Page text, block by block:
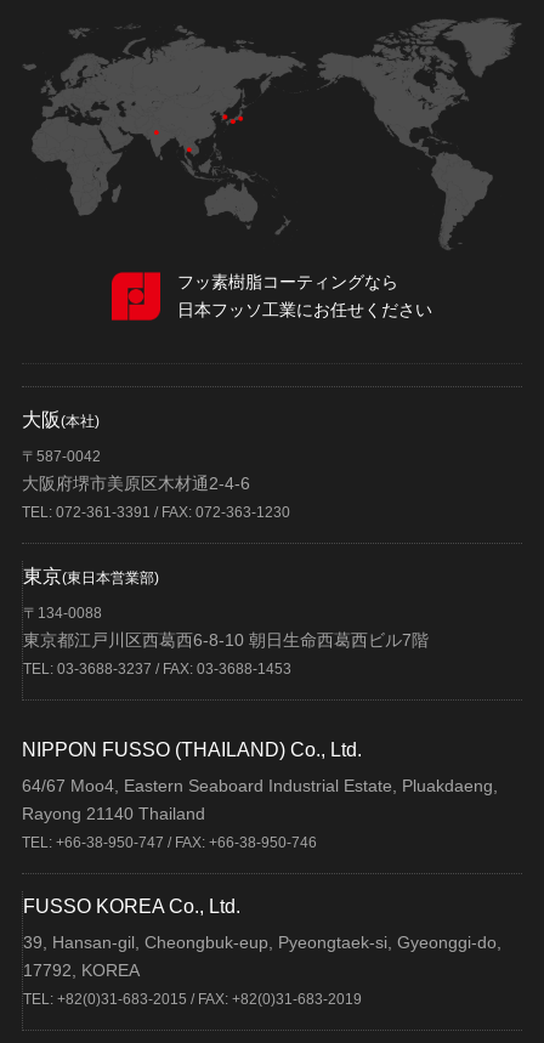
フッ素樹脂コーティングなら
日本フッソ工業にお任せください
大阪(本社)
〒587-0042
大阪府堺市美原区木材通2-4-6
TEL: 072-361-3391 / FAX: 072-363-1230
東京(東日本営業部)
〒134-0088
東京都江戸川区西葛西6-8-10 朝日生命西葛西ビル7階
TEL: 03-3688-3237 / FAX: 03-3688-1453
NIPPON FUSSO (THAILAND) Co., Ltd.
64/67 Moo4, Eastern Seaboard Industrial Estate, Pluakdaeng,
Rayong 21140 Thailand
TEL: +66-38-950-747 / FAX: +66-38-950-746
FUSSO KOREA Co., Ltd.
39, Hansan-gil, Cheongbuk-eup, Pyeongtaek-si, Gyeonggi-do,
17792, KOREA
TEL: +82(0)31-683-2015 / FAX: +82(0)31-683-2019